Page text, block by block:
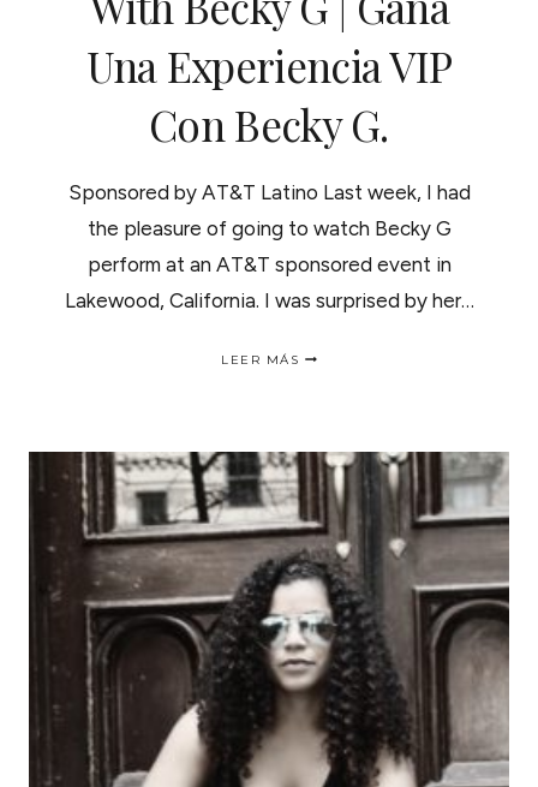
Una Experiencia VIP
Con Becky G.
Sponsored by AT&T Latino Last week, I had
the pleasure of going to watch Becky G
perform at an AT&T sponsored event in
Lakewood, California. I was surprised by her…
LEER MÁS
BECKY
|
GANA
UNA
EXPERIENCIA
VIP
CON
BECKY
G.